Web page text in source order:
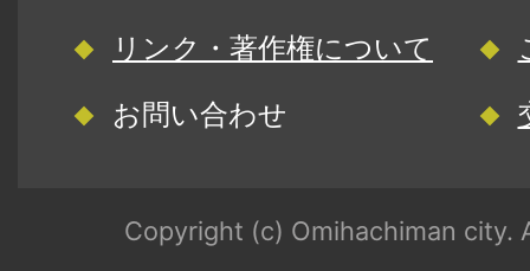
リンク・著作権について
お問い合わせ
Copyright (c) Omihachiman city.